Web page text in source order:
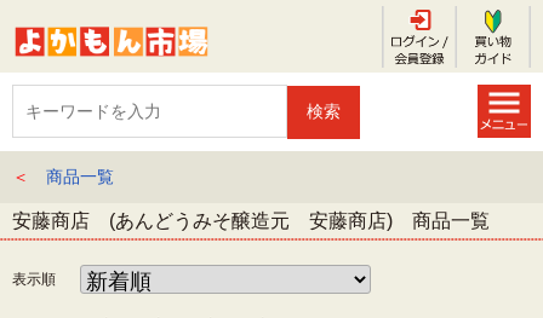
＜ 商品一覧
安藤商店 (あんどうみそ醸造元 安藤商店) 商品一覧
表示順